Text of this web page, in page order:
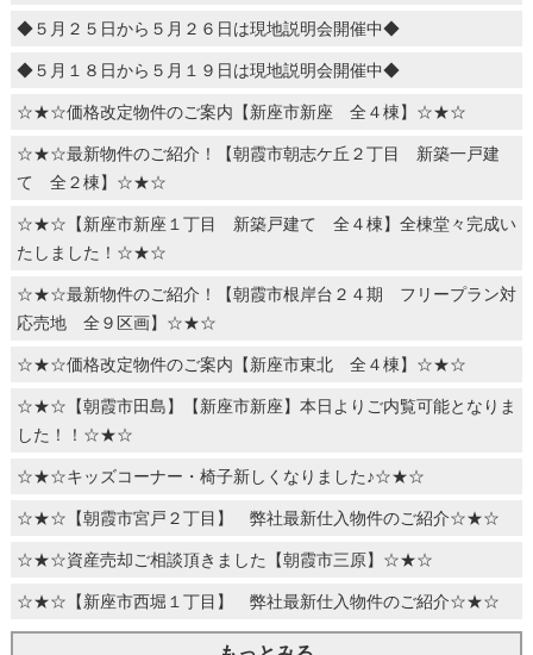
◆５月２５日から５月２６日は現地説明会開催中◆
◆５月１８日から５月１９日は現地説明会開催中◆
☆★☆価格改定物件のご案内【新座市新座 全４棟】☆★☆
☆★☆最新物件のご紹介！【朝霞市朝志ケ丘２丁目 新築一戸建
て 全２棟】☆★☆
☆★☆【新座市新座１丁目 新築戸建て 全４棟】全棟堂々完成い
たしました！☆★☆
☆★☆最新物件のご紹介！【朝霞市根岸台２４期 フリープラン対
応売地 全９区画】☆★☆
☆★☆価格改定物件のご案内【新座市東北 全４棟】☆★☆
☆★☆【朝霞市田島】【新座市新座】本日よりご内覧可能となりま
した！！☆★☆
☆★☆キッズコーナー・椅子新しくなりました♪☆★☆
☆★☆【朝霞市宮戸２丁目】 弊社最新仕入物件のご紹介☆★☆
☆★☆資産売却ご相談頂きました【朝霞市三原】☆★☆
☆★☆【新座市西堀１丁目】 弊社最新仕入物件のご紹介☆★☆